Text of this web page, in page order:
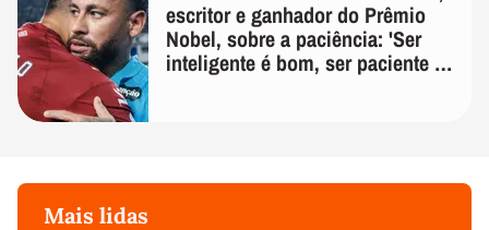
escritor e ganhador do Prêmio
Nobel, sobre a paciência: 'Ser
inteligente é bom, ser paciente é
Mais lidas